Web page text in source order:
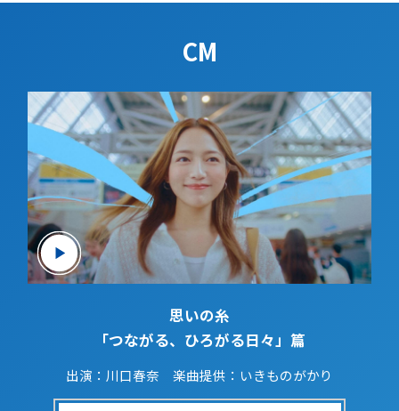
CM
思いの糸
「つながる、ひろがる日々」篇
出演：川口春奈 楽曲提供：いきものがかり